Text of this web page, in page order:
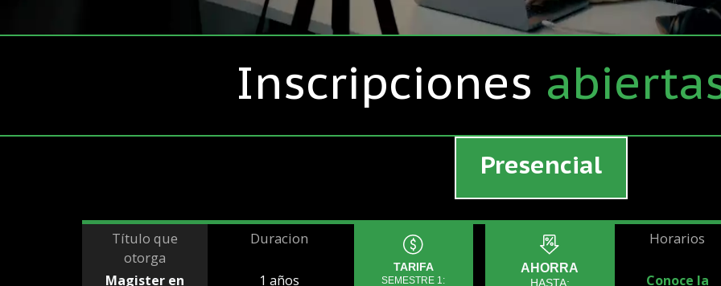
Inscripciones
Presencial
Título que
otorga
Magister en
Duracion
1 años
TARIFA
SEMESTRE 1:
AHORRA
HASTA:
Horarios
Conoce la